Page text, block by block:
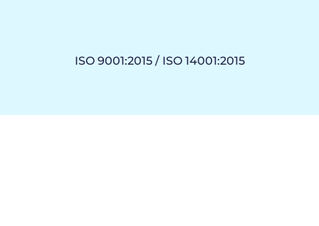
ISO 9001:2015 / ISO 14001:2015